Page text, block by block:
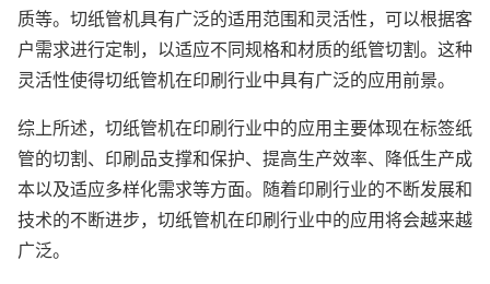
质等。切纸管机具有广泛的适用范围和灵活性，可以根据客
户需求进行定制，以适应不同规格和材质的纸管切割。这种
灵活性使得切纸管机在印刷行业中具有广泛的应用前景。
综上所述，切纸管机在印刷行业中的应用主要体现在标签纸
管的切割、印刷品支撑和保护、提高生产效率、降低生产成
本以及适应多样化需求等方面。随着印刷行业的不断发展和
技术的不断进步，切纸管机在印刷行业中的应用将会越来越
广泛。